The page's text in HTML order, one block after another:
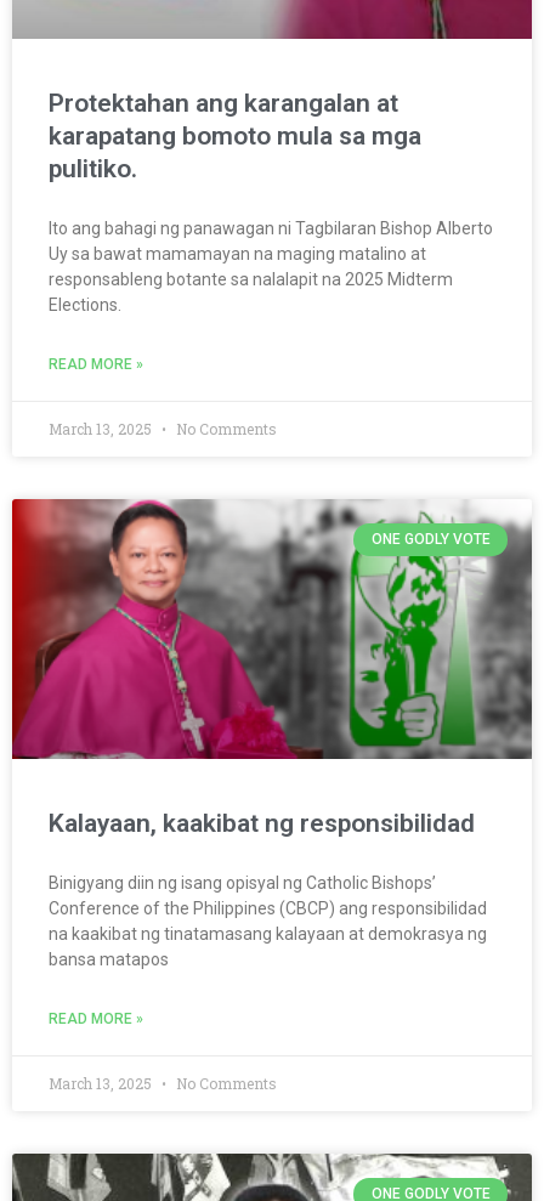
Protektahan ang karangalan at
karapatang bomoto mula sa mga
pulitiko.
Ito ang bahagi ng panawagan ni Tagbilaran Bishop Alberto
Uy sa bawat mamamayan na maging matalino at
responsableng botante sa nalalapit na 2025 Midterm
Elections.
READ MORE »
March 13, 2025 No Comments
ONE GODLY VOTE
Kalayaan, kaakibat ng responsibilidad
Binigyang diin ng isang opisyal ng Catholic Bishops’
Conference of the Philippines (CBCP) ang responsibilidad
na kaakibat ng tinatamasang kalayaan at demokrasya ng
bansa matapos
READ MORE »
March 13, 2025 No Comments
ONE GODLY VOTE